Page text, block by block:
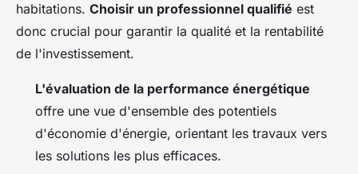
habitations. Choisir un professionnel qualifié est
donc crucial pour garantir la qualité et la rentabilité
de l'investissement.
L'évaluation de la performance énergétique
offre une vue d'ensemble des potentiels
d'économie d'énergie, orientant les travaux vers
les solutions les plus efficaces.